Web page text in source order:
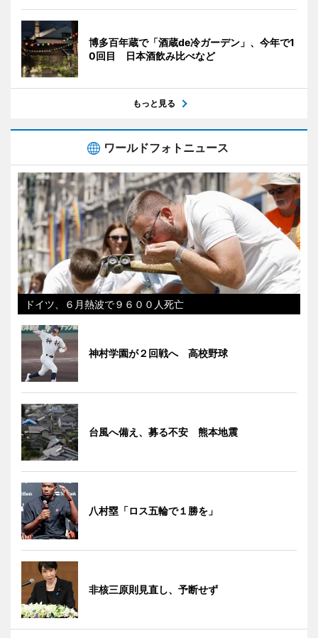
博多百年蔵で「酒蔵de冷ガーデン」、今年で1
0回目 日本酒飲み比べなど
もっと見る
ワールドフォトニュース
ドイツ、６月熱波で９６００人死亡
神村学園が２回戦へ 高校野球
台風へ備え、募る不安 熊本地震
八村塁「ロス五輪で１勝を」
非核三原則見直し、予断せず